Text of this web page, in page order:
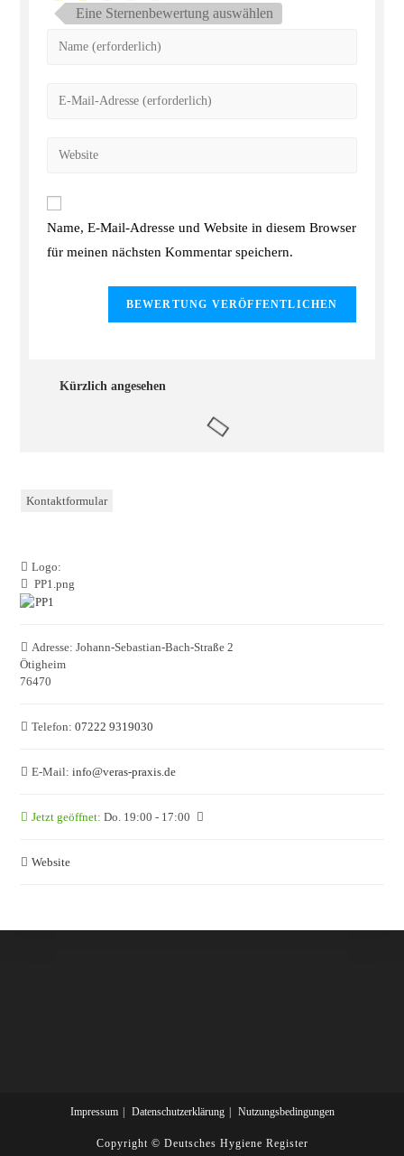
Eine Sternenbewertung auswählen
Name, E-Mail-Adresse und Website in diesem Browser
für meinen nächsten Kommentar speichern.
Kürzlich angesehen
Kontaktformular
Logo:
PP1.png
Adresse: Johann-Sebastian-Bach-Straße 2
Ötigheim
76470
Telefon: 07222 9319030
E-Mail: info@veras-praxis.de
Jetzt geöffnet: Do. 19:00 - 17:00
Website
Impressum Datenschutzerklärung Nutzungsbedingungen
Copyright © Deutsches Hygiene Register